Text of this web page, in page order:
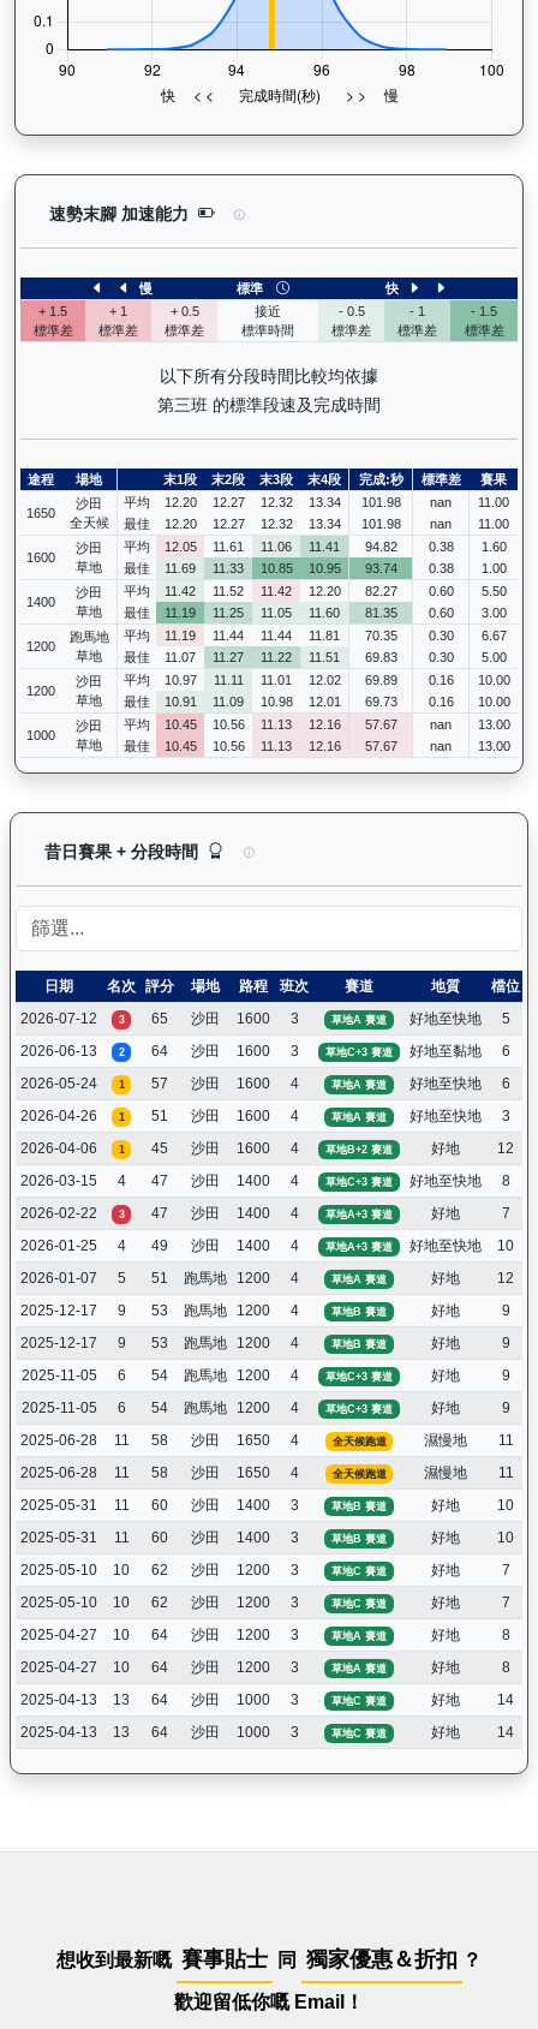
速勢末腳 加速能力 大回報（K192）— 速勢末腳加速能力
慢 標準
快
+ 1.5
標準差
+ 1
標準差
+ 0.5
標準差
接近
標準時間
- 0.5
標準差
- 1
標準差
- 1.5
標準差
以下所有分段時間比較均依據
第三班 的標準段速及完成時間
途程 場地 末1段 末2段 末3段 末4段 完成:秒 標準差 賽果
1650
沙田
全天候
平均 12.20 12.27 12.32 13.34 101.98 nan
11.00
最佳
12.20 12.27 12.32 13.34 101.98 nan 11.00
1600
沙田
草地
平均 12.05 11.61 11.06 11.41 94.82 0.38
1.60
最佳
11.69 11.33 10.85 10.95 93.74 0.38 1.00
1400
沙田
草地
平均 11.42 11.52 11.42 12.20 82.27 0.60
5.50
最佳
11.19 11.25 11.05 11.60 81.35 0.60 3.00
1200
跑馬地
草地
平均 11.19 11.44 11.44 11.81 70.35 0.30
6.67
最佳
11.07 11.27 11.22 11.51 69.83 0.30 5.00
1200
沙田
草地
平均 10.97 11.11 11.01 12.02 69.89 0.16
10.00
最佳
10.91 11.09 10.98 12.01 69.73 0.16 10.00
1000
沙田
草地
平均 10.45 10.56 11.13 12.16 57.67 nan
13.00
最佳
10.45 10.56 11.13 12.16 57.67 nan 13.00
昔日賽果 + 分段時間 大回報（K192）— 昔日賽果及分段
日期 名次 評分 場地 路程 班次 賽道 地質 檔位
2026-07-12
3 65 沙田 1600 3 草地A 賽道 好地至快地 5
2026-06-13
2 64 沙田 1600 3 草地C+3 賽道 好地至黏地 6
2026-05-24
1 57 沙田 1600 4 草地A 賽道 好地至快地 6
2026-04-26
1 51 沙田 1600 4 草地A 賽道 好地至快地 3
2026-04-06
1 45 沙田 1600 4 草地B+2 賽道 好地 12
2026-03-15
4 47 沙田 1400 4 草地C+3 賽道 好地至快地 8
2026-02-22
3 47 沙田 1400 4 草地A+3 賽道 好地 7
2026-01-25
4 49 沙田 1400 4 草地A+3 賽道 好地至快地 10
2026-01-07
5 51 跑馬地 1200 4 草地A 賽道 好地 12
2025-12-17
9 53 跑馬地 1200 4 草地B 賽道 好地 9
2025-12-17
9 53 跑馬地 1200 4 草地B 賽道 好地 9
2025-11-05
6 54 跑馬地 1200 4 草地C+3 賽道 好地 9
2025-11-05
6 54 跑馬地 1200 4 草地C+3 賽道 好地 9
2025-06-28
11 58 沙田 1650 4 全天候跑道 濕慢地 11
2025-06-28
11 58 沙田 1650 4 全天候跑道 濕慢地 11
2025-05-31
11 60 沙田 1400 3 草地B 賽道 好地 10
2025-05-31
11 60 沙田 1400 3 草地B 賽道 好地 10
2025-05-10
10 62 沙田 1200 3 草地C 賽道 好地 7
2025-05-10
10 62 沙田 1200 3 草地C 賽道 好地 7
2025-04-27
10 64 沙田 1200 3 草地A 賽道 好地 8
2025-04-27
10 64 沙田 1200 3 草地A 賽道 好地 8
2025-04-13
13 64 沙田 1000 3 草地C 賽道 好地 14
2025-04-13
13 64 沙田 1000 3 草地C 賽道 好地 14
想收到最新嘅 賽事貼士 同 獨家優惠＆折扣 ？
歡迎留低你嘅 Email！